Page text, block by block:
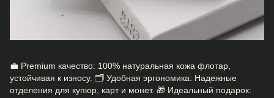
💼 Premium качество: 100% натуральная кожа флотар,
устойчивая к износу. 🗂 Удобная эргономика: Надежные
отделения для купюр, карт и монет. 🎁 Идеальный подарок: